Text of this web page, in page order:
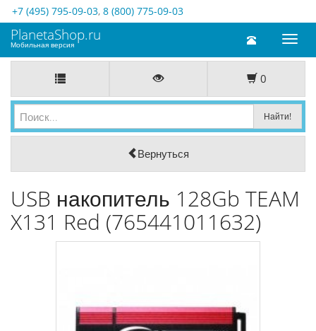
+7 (495) 795-09-03, 8 (800) 775-09-03
Toggle
PlanetaShop.ru
Мобильная версия
0
Вернуться
USB накопитель 128Gb TEAM
X131 Red (765441011632)